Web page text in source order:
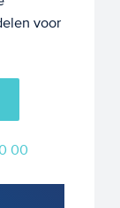
voor
00